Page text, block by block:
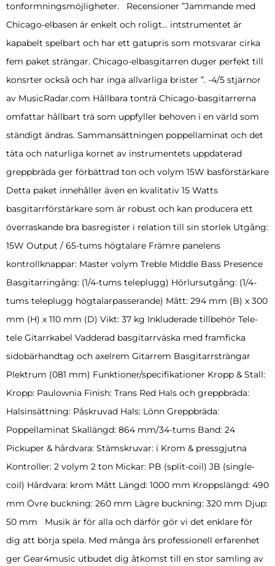
tonformningsmöjligheter. Recensioner ”Jammande med
Chicago-elbasen är enkelt och roligt… intstrumentet är
kapabelt spelbart och har ett gatupris som motsvarar cirka
fem paket strängar. Chicago-elbasgitarren duger perfekt till
konsrter också och har inga allvarliga brister ”. -4/5 stjärnor
av MusicRadar.com Hållbara tonträ Chicago-basgitarrerna
omfattar hållbart trä som uppfyller behoven i en värld som
ständigt ändras. Sammansättningen poppellaminat och det
täta och naturliga kornet av instrumentets uppdaterad
greppbräda ger förbättrad ton och volym 15W basförstärkare
Detta paket innehåller även en kvalitativ 15 Watts
basgitarrförstärkare som är robust och kan producera ett
överraskande bra basregister i relation till sin storlek Utgång:
15W Output / 65-tums högtalare Främre panelens
kontrollknappar: Master volym Treble Middle Bass Presence
Basgitarringång: (1/4-tums teleplugg) Hörlursutgång: (1/4-
tums teleplugg högtalarpasserande) Mått: 294 mm (B) x 300
mm (H) x 110 mm (D) Vikt: 37 kg Inkluderade tillbehör Tele-
tele Gitarrkabel Vadderad basgitarrväska med framficka
sidobärhandtag och axelrem Gitarrem Basgitarrsträngar
Plektrum (081 mm) Funktioner/specifikationer Kropp & Stall:
Kropp: Paulownia Finish: Trans Red Hals och greppbräda:
Halsinsättning: Påskruvad Hals: Lönn Greppbräda:
Poppellaminat Skallängd: 864 mm/34-tums Band: 24
Pickuper & hårdvara: Stämskruvar: i Krom & pressgjutna
Kontroller: 2 volym 2 ton Mickar: PB (split-coil) JB (single-
coil) Hårdvara: krom Mått Längd: 1000 mm Kroppslängd: 490
mm Övre buckning: 260 mm Lägre buckning: 320 mm Djup:
50 mm Musik är för alla och därför gör vi det enklare för
dig att börja spela. Med många års professionell erfarenhet
ger Gear4music utbudet dig åtkomst till en stor samling av